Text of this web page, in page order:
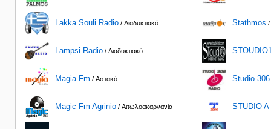
Lakka Souli Radio / Διαδυκτιακό
Lampsi Radio / Διαδυκτιακό
Magia Fm / Αστακό
Magic Fm Agrinio / Αιτωλοακαρνανία
Stathmos /
Studio 306
STUDIO A